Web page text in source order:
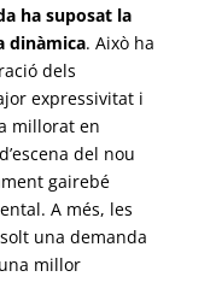
ha suposat la
dinàmica. Això ha
dels
expressivitat i
millorat en
del nou
gairebé
A més, les
una demanda
millor